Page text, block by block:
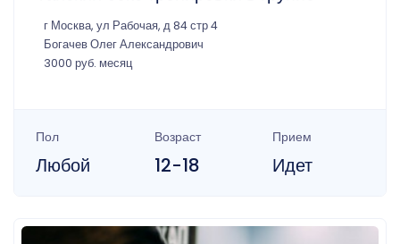
г Москва, ул Рабочая, д 84 стр 4
Богачев Олег Александрович
3000 руб. месяц
Пол
Любой
Возраст
12-18
Прием
Идет